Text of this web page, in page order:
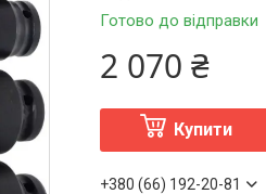
Готово до відправки
2 070 ₴
Купити
+380 (66) 192-20-81